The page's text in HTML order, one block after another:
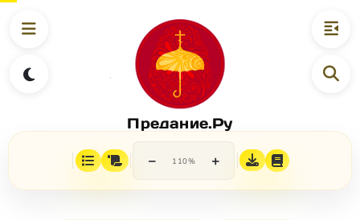
Предание.Ру
− 110% +